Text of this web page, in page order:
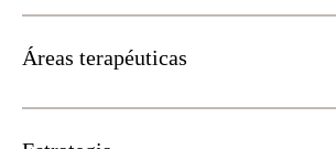
Áreas terapéuticas